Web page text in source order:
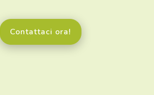
Contattaci ora!